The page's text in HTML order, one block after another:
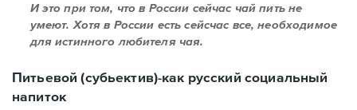
И это при том, что в России сейчас чай пить не
умеют. Хотя в России есть сейсчас все, необходимое
для истинного любителя чая.
Питьевой (субьектив)-как русский социальный
напиток